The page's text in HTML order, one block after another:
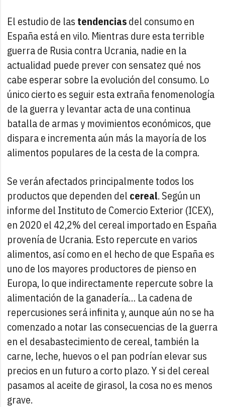
El estudio de las tendenciasdel consumo en
España está en vilo. Mientras dure esta terrible
guerra de Rusia contra Ucrania, nadie en la
actualidad puede prever con sensatez qué nos
cabe esperar sobre la evolución del consumo. Lo
único cierto es seguir esta extraña fenomenología
de la guerra y levantar acta de una continua
batalla de armas y movimientos económicos, que
dispara e incrementa aún más la mayoría de los
alimentos populares de la cesta de la compra.
Se verán afectados principalmente todos los
productos que dependen del cereal. Según un
informe del Instituto de Comercio Exterior (ICEX),
en 2020 el 42,2% del cereal importado en España
provenía de Ucrania. Esto repercute en varios
alimentos, así como en el hecho de que España es
uno de los mayores productores de pienso en
Europa, lo que indirectamente repercute sobre la
alimentación de la ganadería… La cadena de
repercusiones será infinita y, aunque aún no se ha
comenzado a notar las consecuencias de la guerra
en el desabastecimiento de cereal, también la
carne, leche, huevos o el pan podrían elevar sus
precios en un futuro a corto plazo. Y si del cereal
pasamos al aceite de girasol, la cosa no es menos
grave.